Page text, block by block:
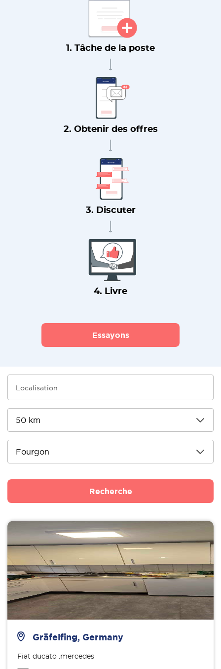
1. Tâche de la poste
2. Obtenir des offres
3. Discuter
4. Livre
Essayons
Recherche
Gräfelfing, Germany
Fiat ducato .mercedes